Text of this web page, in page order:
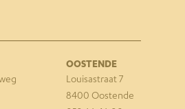
OOSTENDE
Louisastraat 7
8400 Oostende